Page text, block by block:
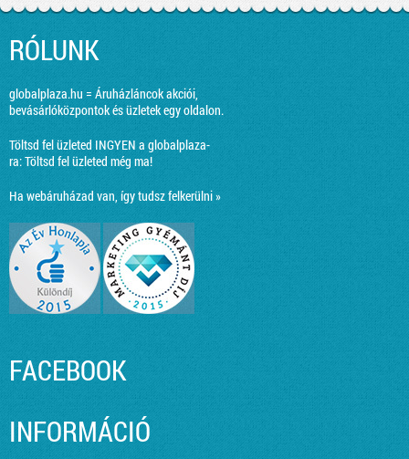
RÓLUNK
globalplaza.hu = Áruházláncok akciói,
bevásárlóközpontok és üzletek egy oldalon.
Töltsd fel üzleted INGYEN a globalplaza-
ra:Töltsd fel üzleted még ma!
Ha webáruházad van, így tudsz felkerülni »
FACEBOOK
INFORMÁCIÓ